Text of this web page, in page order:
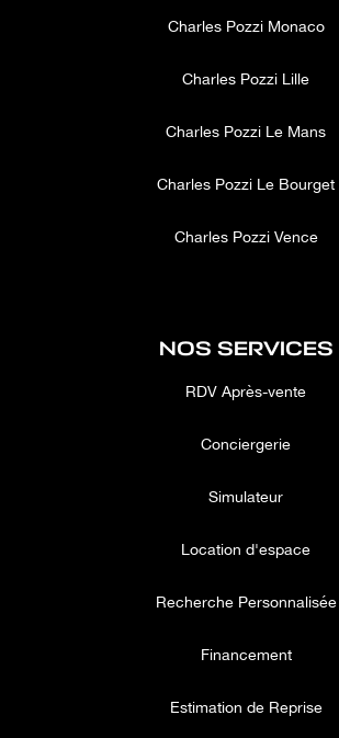
Charles Pozzi Monaco
Charles Pozzi Lille
Charles Pozzi Le Mans
Charles Pozzi Le Bourget
Charles Pozzi Vence
NOS SERVICES
RDV Après-vente
Conciergerie
Simulateur
Location d'espace
Recherche Personnalisée
Financement
Estimation de Reprise